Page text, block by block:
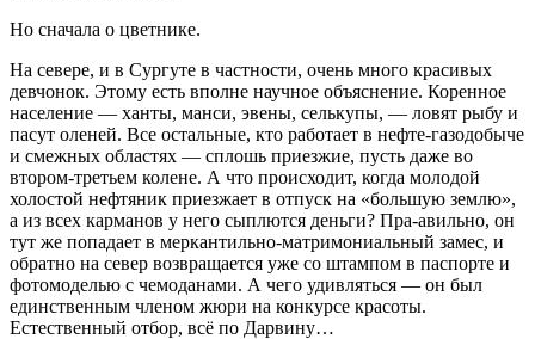
Но сначала о цветнике.
На севере, и в Сургуте в частности, очень много красивых
девчонок. Этому есть вполне научное объяснение. Коренное
население — ханты, манси, эвены, селькупы, — ловят рыбу и
пасут оленей. Все остальные, кто работает в нефте-газодобыче
и смежных областях — сплошь приезжие, пусть даже во
втором-третьем колене. А что происходит, когда молодой
холостой нефтяник приезжает в отпуск на «большую землю»,
а из всех карманов у него сыплются деньги? Пра-авильно, он
тут же попадает в меркантильно-матримониальный замес, и
обратно на север возвращается уже со штампом в паспорте и
фотомоделью с чемоданами. А чего удивляться — он был
единственным членом жюри на конкурсе красоты.
Естественный отбор, всё по Дарвину…